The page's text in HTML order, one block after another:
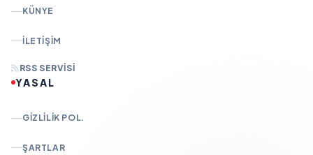
KÜNYE
İLETIŞIM
RSS SERVISI
YASAL
GIZLILIK POL.
ŞARTLAR